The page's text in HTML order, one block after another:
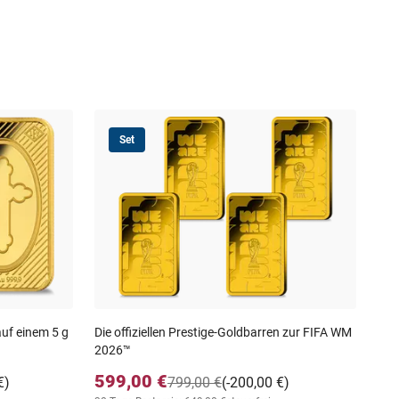
einem 5 g
Set
Die offiziellen Prestige-Goldbarren zur FIFA WM
2026™
599,00 € (-200,00 €)
799,00 €